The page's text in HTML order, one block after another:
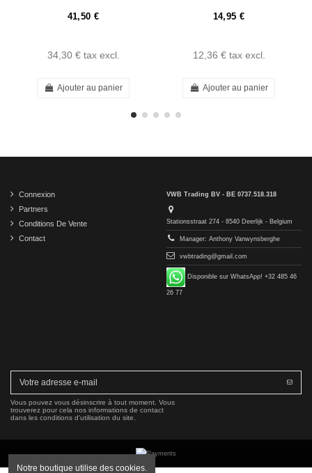
1215400159
41,50 €
34,30 € tax excl.
Ajouter au panier
14,95 €
12,36 € tax excl.
Ajouter au panier
Connexion
Partners
Conditions De Vente
Contact
VWB Trading BV - BE 0737.518.318
Stationsstraat 274 - 8540 Deerlijk - Belgium
Manager: Anthony Vanwynsberghe
vwbtrading@gmail.com
Disponible sur WhatsApp! +32 485 46
26 77
Vous pouvez vous désinscrire à tout moment. Vous
trouverez pour cela nos informations de contact
dans les conditions d'utilisation du site.
Notre boutique utilise des cookies.